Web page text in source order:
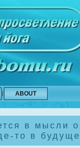
ABOUT
в мысли
то в